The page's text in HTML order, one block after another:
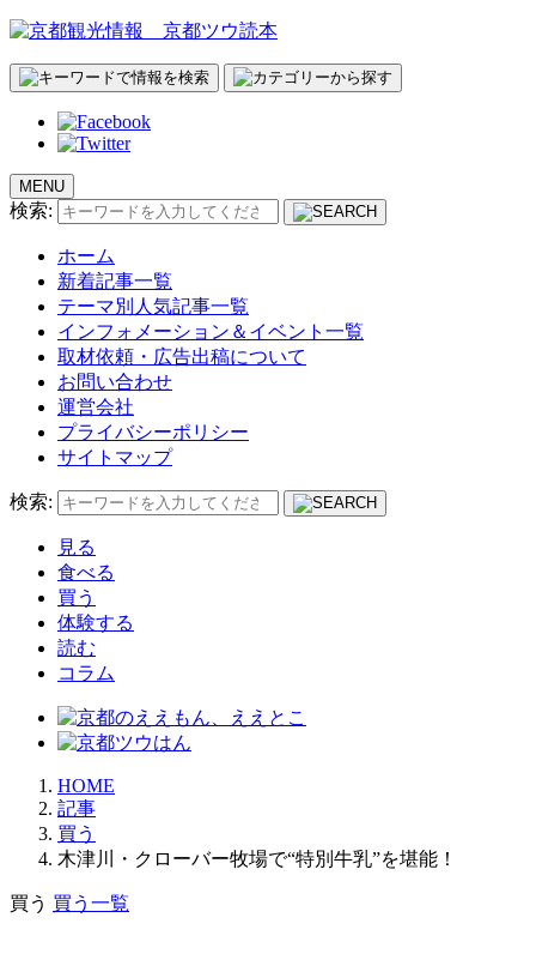
MENU
検索:
ホーム
新着記事一覧
テーマ別人気記事一覧
インフォメーション＆イベント一覧
取材依頼・広告出稿について
お問い合わせ
運営会社
プライバシーポリシー
サイトマップ
検索:
見る
食べる
買う
体験する
読む
コラム
HOME
記事
買う
木津川・クローバー牧場で“特別牛乳”を堪能！
買う 買う一覧